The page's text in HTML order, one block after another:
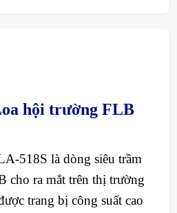
hội trường FLB
518S là dòng siêu trầm
cho ra mắt trên thị trường
trang bị công suất cao